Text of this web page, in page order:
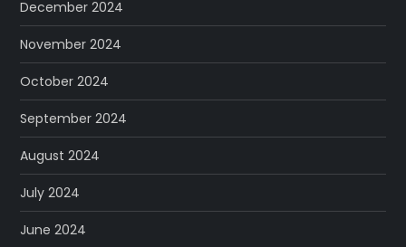
December 2024
November 2024
October 2024
September 2024
August 2024
July 2024
June 2024